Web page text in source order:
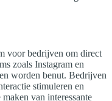
voor bedrijven om direct
zoals Instagram en
worden benut. Bedrijven
stimuleren en
van interessante